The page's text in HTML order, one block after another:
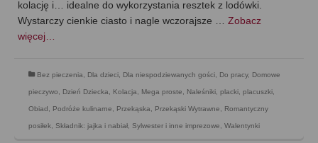
kolację i… idealne do wykorzystania resztek z lodówki.
Wystarczy cienkie ciasto i nagle wczorajsze … Zobacz
więcej…
Bez pieczenia Dla dzieci Dla niespodziewanych gości Do pracy, Domowe
pieczywo Dzień Dziecka Kolacja Mega proste Naleśniki, placki, placuszki
Obiad Podróże kulinarne Przekąska Przekąski Wytrawne Romantyczny
posiłek Składnik: jajka i nabiał Sylwester i inne imprezowe Walentynki